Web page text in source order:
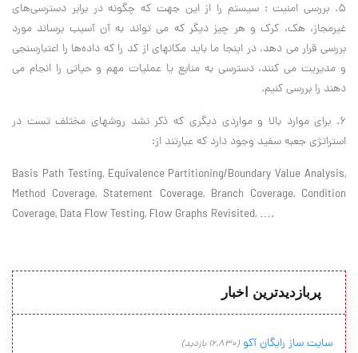
۵. بررسی امنیت : سیستم را از این جهت که چگونه در برابر دسترسی‌های
غیرمجاز، هک، کرک و هر چیز دیگر که می تواند به آن آسیب برساند مورد
بررسی قرار می دهد. در اینجا ما باید مکانهای از کد را که داده‌ها را اعتبارسنجی
و مدیریت می کنند، دسترسی به منابع یا عملیات مهم و حیاتی را انجام می
دهند را بررسی کنیم.
۶. برای موارد بالا و مواردی دیگری که ذکر نشد روشهای مختلف تست در
استراتژی جعبه سفید وجود دارد که عبارتند از:
Basis Path Testing, Equivalence Partitioning/Boundary Value Analysis,
Method Coverage, Statement Coverage, Branch Coverage, Condition
Coverage, Data Flow Testing, Flow Graphs Revisited, ….
پربازدیدترین اخبار
سایت ساز رایگان آکو (16,830 بازدید)